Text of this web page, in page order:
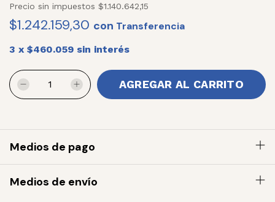
Precio sin impuestos $1.140.642,15
$1.242.159,30 con
3 x $460.059 sin interés
Medios de pago
Medios de envío